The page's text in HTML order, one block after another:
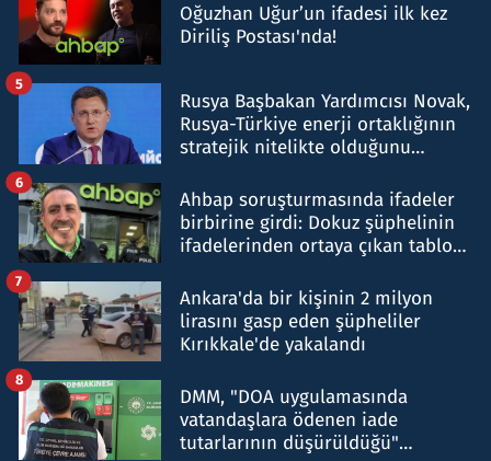
Oğuzhan Uğur’un ifadesi ilk kez
Diriliş Postası'nda!
Rusya Başbakan Yardımcısı Novak,
Rusya-Türkiye enerji ortaklığının
stratejik nitelikte olduğunu
5
Ahbap soruşturmasında ifadeler
birbirine girdi: Dokuz şüphelinin
ifadelerinden ortaya çıkan tablo
6
Ankara'da bir kişinin 2 milyon
lirasını gasp eden şüpheliler
Kırıkkale'de yakalandı
7
DMM, "DOA uygulamasında
vatandaşlara ödenen iade
tutarlarının düşürüldüğü"
8